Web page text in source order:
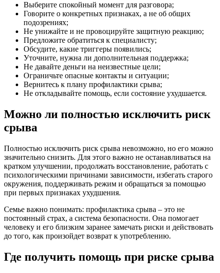
Выберите спокойный момент для разговора;
Говорите о конкретных признаках, а не об общих
подозрениях;
Не унижайте и не провоцируйте защитную реакцию;
Предложите обратиться к специалисту;
Обсудите, какие триггеры появились;
Уточните, нужна ли дополнительная поддержка;
Не давайте деньги на неизвестные цели;
Ограничьте опасные контакты и ситуации;
Вернитесь к плану профилактики срыва;
Не откладывайте помощь, если состояние ухудшается.
Можно ли полностью исключить риск
срыва
Полностью исключить риск срыва невозможно, но его можно
значительно снизить. Для этого важно не останавливаться на
кратком улучшении, продолжать восстановление, работать с
психологическими причинами зависимости, избегать старого
окружения, поддерживать режим и обращаться за помощью
при первых признаках ухудшения.
Семье важно понимать: профилактика срыва – это не
постоянный страх, а система безопасности. Она помогает
человеку и его близким заранее замечать риски и действовать
до того, как произойдет возврат к употреблению.
Где получить помощь при риске срыва